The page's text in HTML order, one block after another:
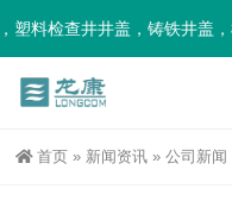
检查井井盖，铸铁井盖，树
首页 » 新闻资讯 » 公司新闻